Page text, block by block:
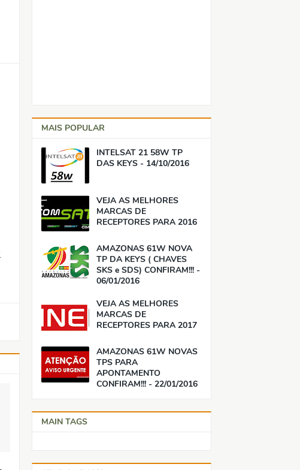
MAIS POPULAR
INTELSAT 21 58W TP
DAS KEYS - 14/10/2016
VEJA AS MELHORES
MARCAS DE
RECEPTORES PARA 2016
AMAZONAS 61W NOVA
TP DA KEYS ( CHAVES
SKS e SDS) CONFIRAM!!! -
06/01/2016
VEJA AS MELHORES
MARCAS DE
RECEPTORES PARA 2017
AMAZONAS 61W NOVAS
TPS PARA
APONTAMENTO
CONFIRAM!!! - 22/01/2016
MAIN TAGS